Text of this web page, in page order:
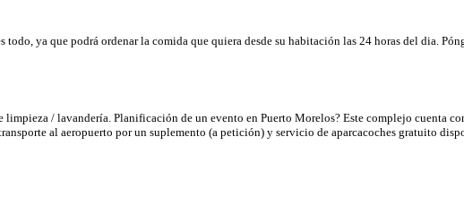
ya que podrá ordenar la comida que quiera desde su habitación las 24 horas del dia.
/ lavandería. Planificación de un evento en Puerto Morelos? Este complejo cuenta
al aeropuerto por un suplemento (a petición) y servicio de aparcacoches gratuito